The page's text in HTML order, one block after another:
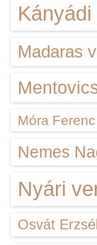
Madaras
Móra
Nemes
Nyári
Osvát